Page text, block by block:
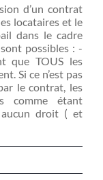
d’un contrat
locataires et le
dans le cadre
possibles : -
que TOUS les
Si ce n’est pas
le contrat, les
comme étant
aucun droit ( et